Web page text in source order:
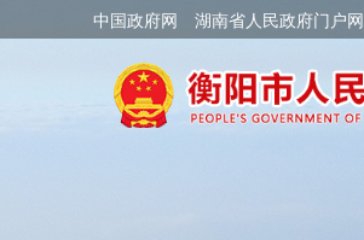
中国政府网 湖南省人民政府门户网